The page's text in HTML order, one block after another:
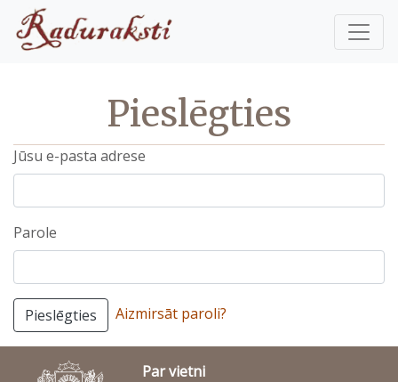
Pieslēgties
Jūsu e-pasta adrese
Parole
Pieslēgties Aizmirsāt paroli?
Par vietni